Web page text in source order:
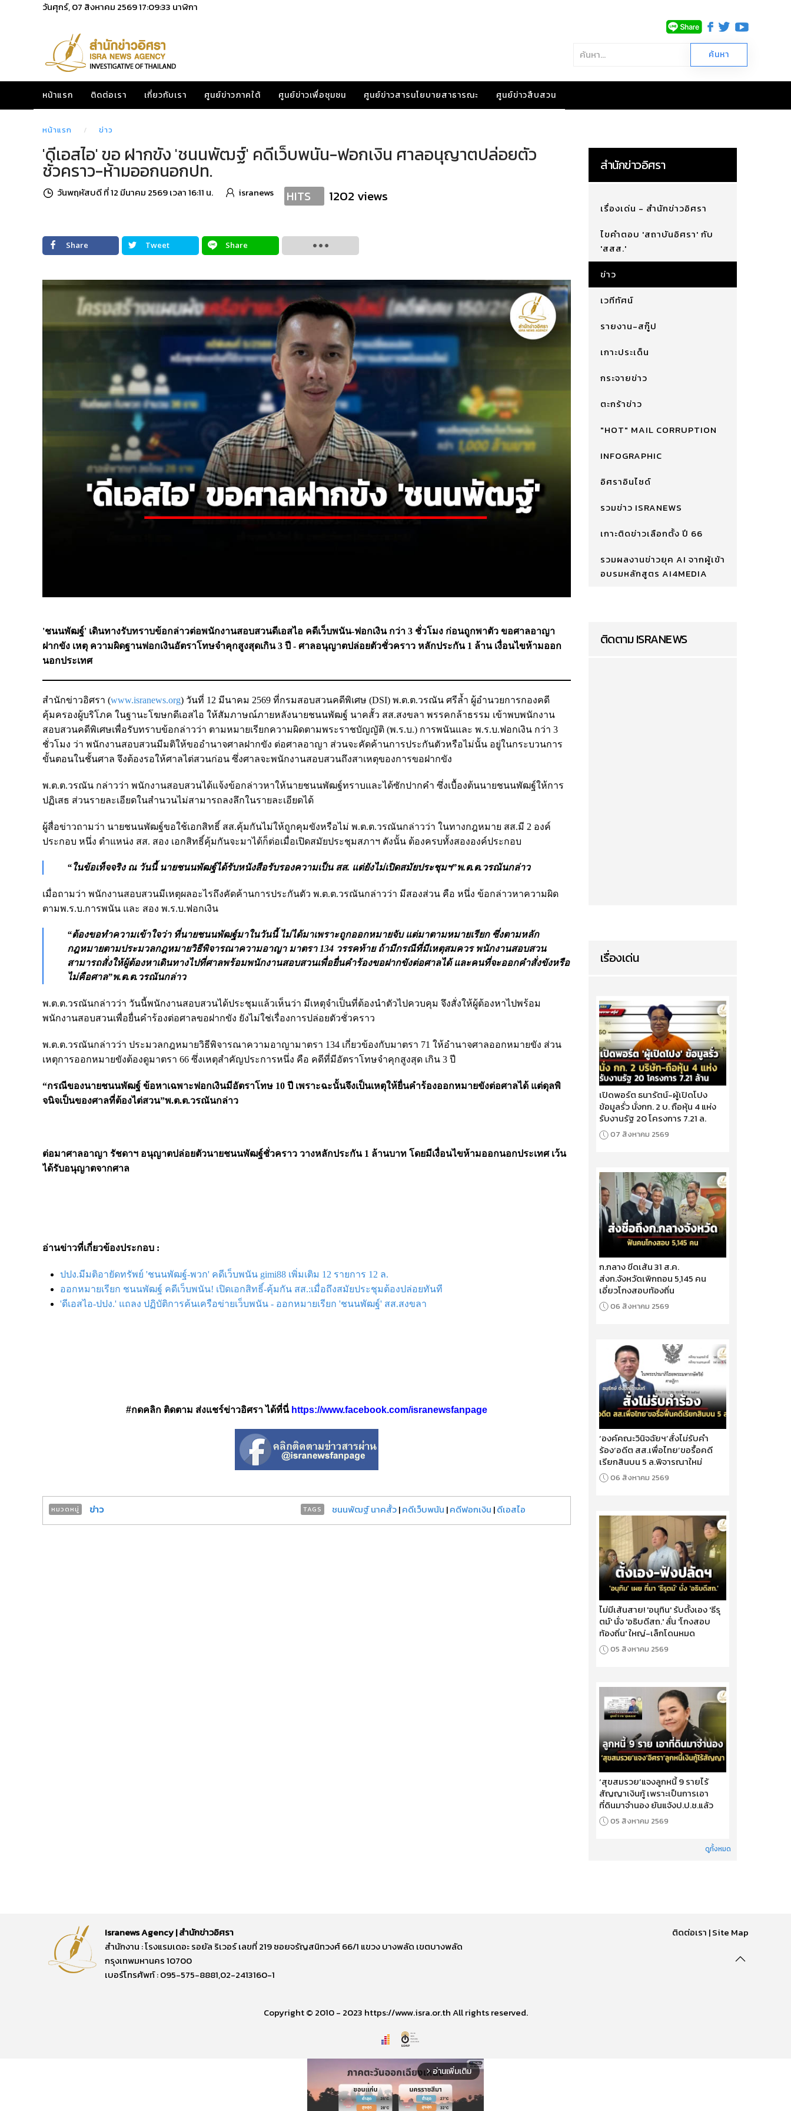
วันศุกร์, 07 สิงหาคม 256917:09:34 นาฬิกา
หน้าแรก ติดต่อเรา เกี่ยวกับเรา ศูนย์ข่าวภาคใต้ ศูนย์ข่าวเพื่อชุมชน ศูนย์ข่าวสารนโยบายสาธารณะ ศูนย์ข่าวสืบสวน
หน้าแรก ข่าว
'ดีเอสไอ' ขอ ฝากขัง 'ชนนพัฒฐ์' คดีเว็บพนัน-ฟอกเงิน ศาลอนุญาตปล่อยตัว
ชั่วคราว-ห้ามออกนอกปท.
วันพฤหัสบดี ที่ 12 มีนาคม 2569 เวลา 16:11 น. isranews HITS 1202 views
Share Tweet Share
'ชนนพัฒฐ์' เดินทางรับทราบข้อกล่าวต่อพนักงานสอบสวนดีเอสไอ คดีเว็บพนัน-ฟอกเงิน กว่า 3 ชั่วโมง ก่อนถูกพาตัว ขอศาลอาญา
ฝากขัง เหตุ ความผิดฐานฟอกเงินอัตราโทษจำคุกสูงสุดเกิน 3 ปี - ศาลอนุญาตปล่อยตัวชั่วคราว หลักประกัน 1 ล้าน เงื่อนไขห้ามออก
นอกประเทศ
สำนักข่าวอิศรา (www.isranews.org) วันที่ 12 มีนาคม 2569 ที่กรมสอบสวนคดีพิเศษ (DSI) พ.ต.ต.วรณัน ศรีล้ำ ผู้อำนวยการกองคดี
คุ้มครองผู้บริโภค ในฐานะโฆษกดีเอสไอ ให้สัมภาษณ์ภายหลังนายชนนพัฒฐ์ นาคสั้ว สส.สงขลา พรรคกล้าธรรม เข้าพบพนักงาน
สอบสวนคดีพิเศษเพื่อรับทราบข้อกล่าวว่า ตามหมายเรียกความผิดตามพระราชบัญญัติ (พ.ร.บ.) การพนันและ พ.ร.บ.ฟอกเงิน กว่า 3
ชั่วโมง ว่า พนักงานสอบสวนมีมติให้ขออำนาจศาลฝากขัง ต่อศาลอาญา ส่วนจะคัดค้านการประกันตัวหรือไม่นั้น อยู่ในกระบวนการ
ขั้นตอนในชั้นศาล จึงต้องรอให้ศาลไต่สวนก่อน ซึ่งศาลจะพนักงานสอบสวนถึงสาเหตุของการขอฝากขัง
พ.ต.ต.วรณัน กล่าวว่า พนักงานสอบสวนได้แจ้งข้อกล่าวหาให้นายชนนพัฒฐ์ทราบและได้ซักปากคำ ซึ่งเบื้องต้นนายชนนพัฒฐ์ให้การ
ปฏิเสธ ส่วนรายละเอียดในสำนวนไม่สามารถลงลึกในรายละเอียดได้
ผู้สื่อข่าวถามว่า นายชนนพัฒฐ์ขอใช้เอกสิทธิ์ สส.คุ้มกันไม่ให้ถูกคุมขังหรือไม่ พ.ต.ต.วรณันกล่าวว่า ในทางกฎหมาย สส.มี 2 องค์
ประกอบ หนึ่ง ตำแหน่ง สส. สอง เอกสิทธิ์คุ้มกันจะมาได้ก็ต่อเมื่อเปิดสมัยประชุมสภาฯ ดังนั้น ต้องครบทั้งสององค์ประกอบ
“ในข้อเท็จจริง ณ วันนี้ นายชนนพัฒฐ์ได้รับหนังสือรับรองความเป็น สส. แต่ยังไม่เปิดสมัยประชุมฯ”พ.ต.ต.วรณันกล่าว
เมื่อถามว่า พนักงานสอบสวนมีเหตุผลอะไรถึงคัดค้านการประกันตัว พ.ต.ต.วรณันกล่าวว่า มีสองส่วน คือ หนึ่ง ข้อกล่าวหาความผิด
ตามพ.ร.บ.การพนัน และ สอง พ.ร.บ.ฟอกเงิน
“ต้องขอทำความเข้าใจว่า ที่นายชนนพัฒฐ์มาในวันนี้ ไม่ได้มาเพราะถูกออกหมายจับ แต่มาตามหมายเรียก ซึ่งตามหลัก
กฎหมายตามประมวลกฎหมายวิธีพิจารณาความอาญา มาตรา 134 วรรคท้าย ถ้ามีกรณีที่มีเหตุสมควร พนักงานสอบสวน
สามารถสั่งให้ผู้ต้องหาเดินทางไปที่ศาลพร้อมพนักงานสอบสวนเพื่อยื่นคำร้องขอฝากขังต่อศาลได้ และคนที่จะออกคำสั่งขังหรือ
ไม่คือศาล”พ.ต.ต.วรณันกล่าว
พ.ต.ต.วรณันกล่าวว่า วันนี้พนักงานสอบสวนได้ประชุมแล้วเห็นว่า มีเหตุจำเป็นที่ต้องนำตัวไปควบคุม จึงสั่งให้ผู้ต้องหาไปพร้อม
พนักงานสอบสวนเพื่อยื่นคำร้องต่อศาลขอฝากขัง ยังไม่ใช่เรื่องการปล่อยตัวชั่วคราว
พ.ต.ต.วรณันกล่าวว่า ประมวลกฎหมายวิธีพิจารณาความอาญามาตรา 134 เกี่ยวข้องกับมาตรา 71 ให้อำนาจศาลออกหมายขัง ส่วน
เหตุการออกหมายขังต้องดูมาตรา 66 ซึ่งเหตุสำคัญประการหนึ่ง คือ คดีที่มีอัตราโทษจำคุกสูงสุด เกิน 3 ปี
“กรณีของนายชนนพัฒฐ์ ข้อหาเฉพาะฟอกเงินมีอัตราโทษ 10 ปี เพราะฉะนั้นจึงเป็นเหตุให้ยื่นคำร้องออกหมายขังต่อศาลได้ แต่ดุลพิ
จนิจเป็นของศาลที่ต้องไต่สวน”พ.ต.ต.วรณันกล่าว
ต่อมาศาลอาญา รัชดาฯ อนุญาตปล่อยตัวนายชนนพัฒฐ์ชั่วคราว วางหลักประกัน 1 ล้านบาท โดยมีเงื่อนไขห้ามออกนอกประเทศ เว้น
ได้รับอนุญาตจากศาล
อ่านข่าวที่เกี่ยวข้องประกอบ :
ปปง.มีมติอายัดทรัพย์ 'ชนนพัฒฐ์-พวก' คดีเว็บพนัน gimi88 เพิ่มเติม 12 รายการ 12 ล.
ออกหมายเรียก ชนนพัฒฐ์ คดีเว็บพนัน! เปิดเอกสิทธิ์-คุ้มกัน สส.:เมื่อถึงสมัยประชุมต้องปล่อยทันที
'ดีเอสไอ-ปปง.' แถลง ปฏิบัติการค้นเครือข่ายเว็บพนัน - ออกหมายเรียก 'ชนนพัฒฐ์' สส.สงขลา
#กดคลิก ติดตาม ส่งแชร์ข่าวอิศรา ได้ที่นี่ https://www.facebook.com/isranewsfanpage
หมวดหมู่ ข่าว TAGS ชนนพัฒฐ์ นาคสั้ว|คดีเว็บพนัน |คดีฟอกเงิน |ดีเอสไอ
สำนักข่าวอิศรา
เรื่องเด่น - สำนักข่าวอิศรา
ไขคำตอบ 'สถาบันอิศรา' กับ
'สสส.'
ข่าว
เวทีทัศน์
รายงาน-สกู๊ป
เกาะประเด็น
กระจายข่าว
ตะกร้าข่าว
"HOT" MAIL CORRUPTION
INFOGRAPHIC
อิศราอินไซด์
รวมข่าว ISRANEWS
เกาะติดข่าวเลือกตั้ง ปี 66
รวมผลงานข่าวยุค AI จากผู้เข้า
อบรมหลักสูตร AI4MEDIA
ติดตาม ISRANEWS
เรื่องเด่น
เปิดพอร์ต ธนารัตน์-ผู้เปิดโปง
ข้อมูลรั่ว นั่งกก. 2 บ. ถือหุ้น 4 แห่ง
รับงานรัฐ 20 โครงการ 7.21 ล.
07 สิงหาคม 2569
ก.กลาง ขีดเส้น 31 ส.ค.
ส่งก.จังหวัดเพิกถอน 5,145 คน
เอี่ยวโกงสอบท้องถิ่น
06 สิงหาคม 2569
‘องค์คณะวินิจฉัยฯ’สั่งไม่รับคำ
ร้อง‘อดีต สส.เพื่อไทย’ขอรื้อคดี
เรียกสินบน 5 ล.พิจารณาใหม่
06 สิงหาคม 2569
ไม่มีเส้นสาย! 'อนุทิน' รับตั้งเอง 'ธีรุ
ตม์' นั่ง 'อธิบดีสถ.' ลั่น 'โกงสอบ
ท้องถิ่น' ใหญ่-เล็กโดนหมด
05 สิงหาคม 2569
‘สุขสมรวย’แจงลูกหนี้ 9 รายไร้
สัญญาเงินกู้ เพราะเป็นการเอา
ที่ดินมาจำนอง ยันแจ้งป.ป.ช.แล้ว
05 สิงหาคม 2569
ดูทั้งหมด
Isranews Agency | สำนักข่าวอิศรา
สำนักงาน : โรงแรมเดอะ รอยัล ริเวอร์ เลขที่ 219 ซอยจรัญสนิทวงศ์ 66/1 แขวง บางพลัด เขตบางพลัด
กรุงเทพมหานคร 10700
เบอร์โทรศัพท์ : 095-575-8881,02-2413160-1
ติดต่อเรา |Site Map
Copyright © 2010 - 2023 https://www.isra.or.th All rights reserved.
arrow_forward_ios อ่านเพิ่มเติม